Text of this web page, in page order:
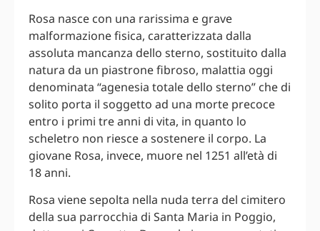
Rosa nasce con una rarissima e grave
malformazione fisica, caratterizzata dalla
assoluta mancanza dello sterno, sostituito dalla
natura da un piastrone fibroso, malattia oggi
denominata “agenesia totale dello sterno” che di
solito porta il soggetto ad una morte precoce
entro i primi tre anni di vita, in quanto lo
scheletro non riesce a sostenere il corpo. La
giovane Rosa, invece, muore nel 1251 all’età di
18 anni.
Rosa viene sepolta nella nuda terra del cimitero
della sua parrocchia di Santa Maria in Poggio,